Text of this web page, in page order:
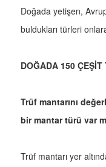
Doğada yetişen,
buldukları türleri
DOĞADA 150
Trüf mantarını
bir mantar türü var
Trüf mantarı yer